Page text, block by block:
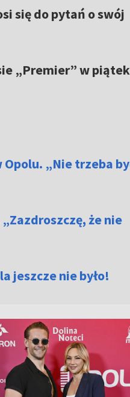
się do pytań o swój
„Premier” w
„Nie trzeba
że nie
jeszcze nie było!